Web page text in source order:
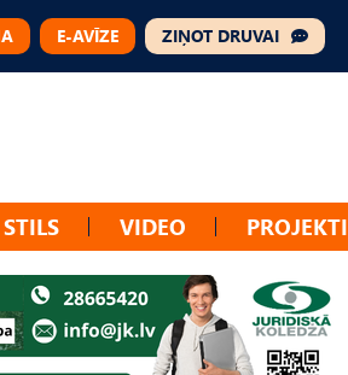
E-AVĪZE ZIŅOT DRUVAI
VIDEO PROJEKTI